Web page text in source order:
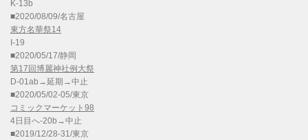
K-13b
■2020/08/09/名古屋
東方名華祭14
I-19
■2020/05/17/静岡
第17回博麗神社例大祭
D-01ab→延期→中止
■2020/05/02-05/東京
コミックマーケット98
4日目へ-20b→中止
■2019/12/28-31/東京